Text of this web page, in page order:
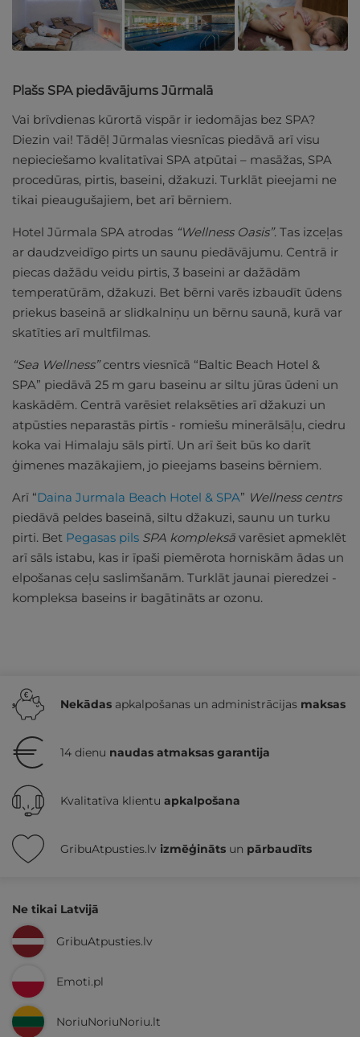
Plašs SPA piedāvājums Jūrmalā
Vai brīvdienas kūrortā vispār ir iedomājas bez SPA?
Diezin vai! Tādēļ Jūrmalas viesnīcas piedāvā arī visu
nepieciešamo kvalitatīvai SPA atpūtai – masāžas, SPA
procedūras, pirtis, baseini, džakuzi. Turklāt pieejami ne
tikai pieaugušajiem, bet arī bērniem.
Hotel Jūrmala SPA atrodas “Wellness Oasis”. Tas izceļas
ar daudzveidīgo pirts un saunu piedāvājumu. Centrā ir
piecas dažādu veidu pirtis, 3 baseini ar dažādām
temperatūrām, džakuzi. Bet bērni varēs izbaudīt ūdens
priekus baseinā ar slidkalniņu un bērnu saunā, kurā var
skatīties arī multfilmas.
“Sea Wellness”centrs viesnīcā “Baltic Beach Hotel &
SPA” piedāvā 25 m garu baseinu ar siltu jūras ūdeni un
kaskādēm. Centrā varēsiet relaksēties arī džakuzi un
atpūsties neparastās pirtīs - romiešu minerālsāļu, ciedru
koka vai Himalaju sāls pirtī. Un arī šeit būs ko darīt
ģimenes mazākajiem, jo pieejams baseins bērniem.
Arī “Daina Jurmala Beach Hotel & SPA” Wellness centrs
piedāvā peldes baseinā, siltu džakuzi, saunu un turku
pirti. Bet Pegasas pils SPA kompleksā varēsiet apmeklēt
arī sāls istabu, kas ir īpaši piemērota horniskām ādas un
elpošanas ceļu saslimšanām. Turklāt jaunai pieredzei -
kompleksa baseins ir bagātināts ar ozonu.
Nekādas apkalpošanas un administrācijas maksas
14 dienu naudas atmaksas garantija
Kvalitatīva klientu apkalpošana
GribuAtpusties.lv izmēģināts un pārbaudīts
Ne tikai Latvijā
GribuAtpusties.lv
Emoti.pl
NoriuNoriuNoriu.lt